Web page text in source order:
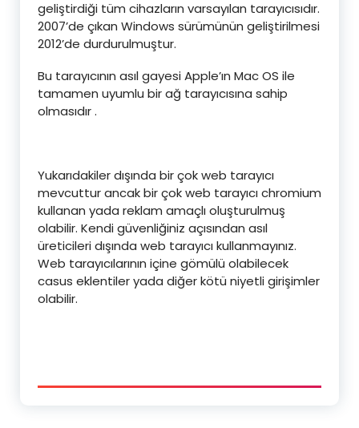
geliştirdiği tüm cihazların varsayılan tarayıcısıdır.
2007’de çıkan Windows sürümünün geliştirilmesi
2012’de durdurulmuştur.
Bu tarayıcının asıl gayesi Apple’ın Mac OS ile
tamamen uyumlu bir ağ tarayıcısına sahip
olmasıdır .
Yukarıdakiler dışında bir çok web tarayıcı
mevcuttur ancak bir çok web tarayıcı chromium
kullanan yada reklam amaçlı oluşturulmuş
olabilir. Kendi güvenliğiniz açısından asıl
üreticileri dışında web tarayıcı kullanmayınız.
Web tarayıcılarının içine gömülü olabilecek
casus eklentiler yada diğer kötü niyetli girişimler
olabilir.